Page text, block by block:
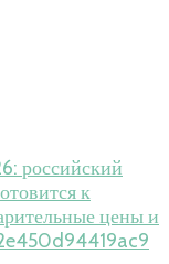
российский
к
цены и